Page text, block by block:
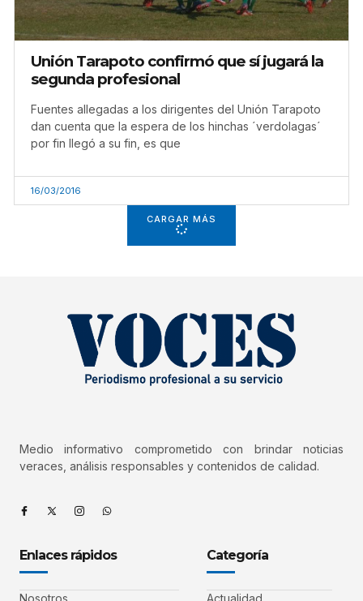
Unión Tarapoto confirmó que sí jugará la
segunda profesional
Fuentes allegadas a los dirigentes del Unión Tarapoto
dan cuenta que la espera de los hinchas ´verdolagas´
por fin llegó a su fin, es que
16/03/2016
CARGAR MÁS
Medio informativo comprometido con brindar noticias
veraces, análisis responsables y contenidos de calidad.
Enlaces rápidos
Nosotros
Categoría
Actualidad